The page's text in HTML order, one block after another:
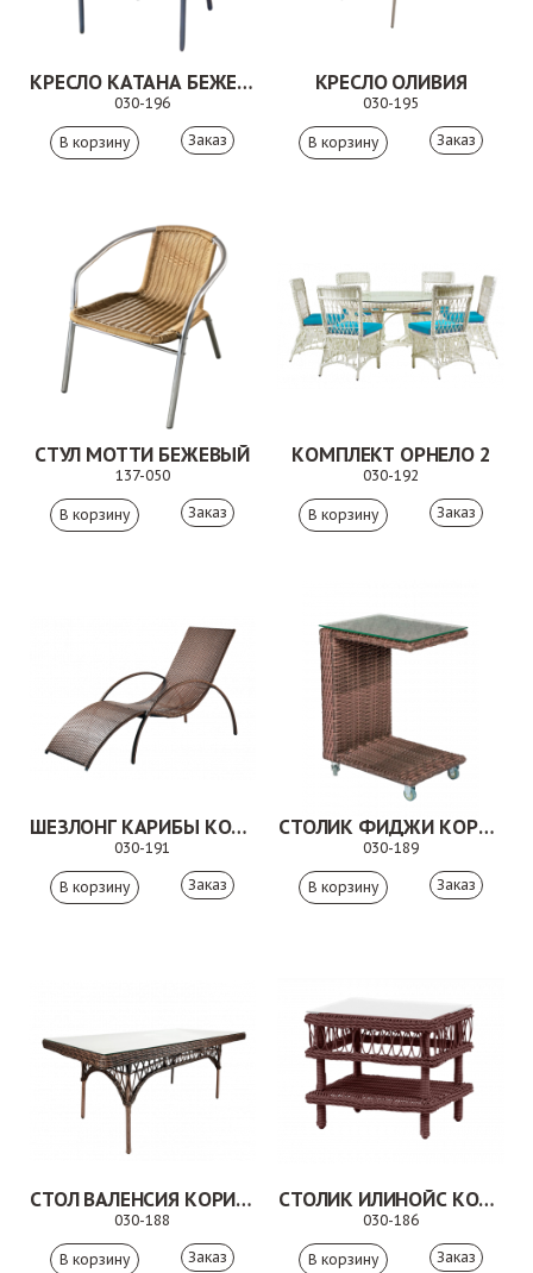
КРЕСЛО КАТАНА БЕЖЕВОЕ
030-196
Заказ
КРЕСЛО ОЛИВИЯ
030-195
Заказ
СТУЛ МОТТИ БЕЖЕВЫЙ
137-050
Заказ
КОМПЛЕКТ ОРНЕЛО 2
030-192
Заказ
ШЕЗЛОНГ КАРИБЫ КОРИЧНЕВЫЙ
030-191
Заказ
СТОЛИК ФИДЖИ КОРИЧНЕВЫЙ
030-189
Заказ
СТОЛ ВАЛЕНСИЯ КОРИЧНЕВЫЙ
030-188
Заказ
СТОЛИК ИЛИНОЙС КОРИЧНЕВЫЙ
030-186
Заказ